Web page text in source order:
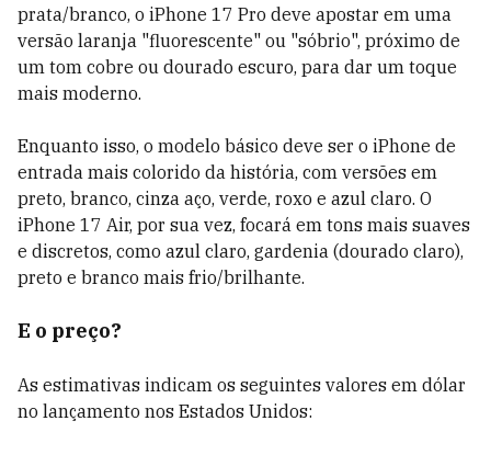
prata/branco, o iPhone 17 Pro deve apostar em uma
versão laranja "fluorescente" ou "sóbrio", próximo de
um tom cobre ou dourado escuro, para dar um toque
mais moderno.
Enquanto isso, o modelo básico deve ser o iPhone de
entrada mais colorido da história, com versões em
preto, branco, cinza aço, verde, roxo e azul claro. O
iPhone 17 Air, por sua vez, focará em tons mais suaves
e discretos, como azul claro, gardenia (dourado claro),
preto e branco mais frio/brilhante.
E o preço?
As estimativas indicam os seguintes valores em dólar
no lançamento nos Estados Unidos: